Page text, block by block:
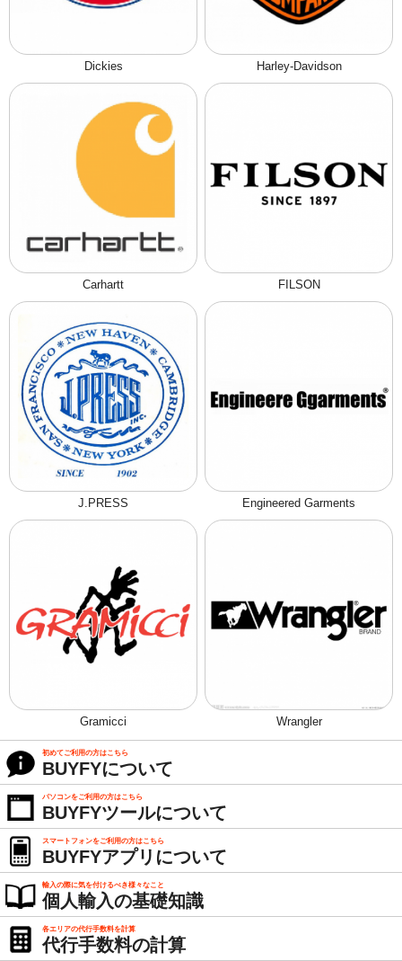
Dickies Harley-Davidson
Carhartt FILSON
J.PRESS Engineered Garments
Gramicci Wrangler
初めてご利用の方はこちら
BUYFYについて
パソコンをご利用の方はこちら
BUYFYツールについて
スマートフォンをご利用の方はこちら
BUYFYアプリについて
輸入の際に気を付けるべき様々なこと
個人輸入の基礎知識
各エリアの代行手数料を計算
代行手数料の計算